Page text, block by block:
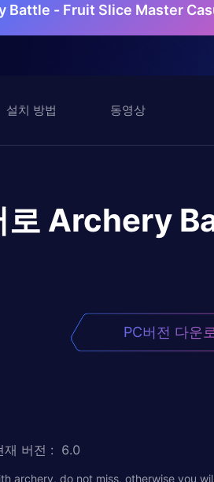
Battle - Fruit Slice Master
설치 방법 동영상
로 Archery
PC버전 다운
재 버전 : 6.0
archery, do not miss, otherwise you